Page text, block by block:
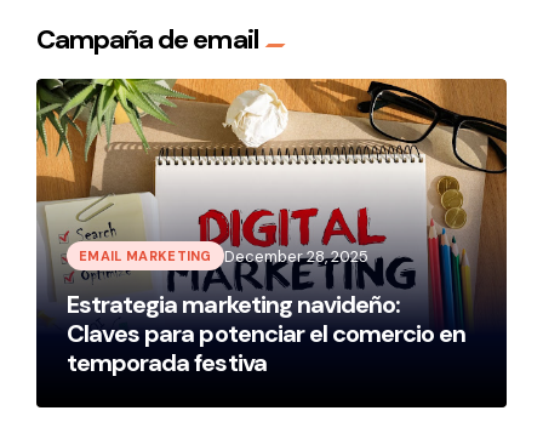
Campaña de email
EMAIL MARKETING December 28, 2025
Estrategia marketing navideño:
Claves para potenciar el comercio en
temporada festiva